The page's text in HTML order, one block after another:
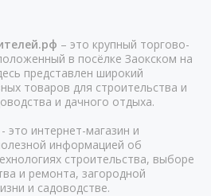
– это крупный торгово-
в посёлке Заокском на
представлен широкий
товаров для строительства и
и дачного отдыха.
интернет-магазин и
информацией об
строительства, выборе
и ремонта, загородной
и садоводстве.